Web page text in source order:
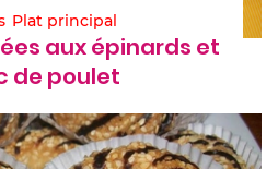
Plat principal
aux épinards et
de poulet